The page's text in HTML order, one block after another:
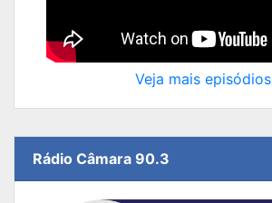
Veja mais episódios
Rádio Câmara 90.3